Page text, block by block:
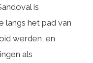
is
langs het pad van
werden, en
als